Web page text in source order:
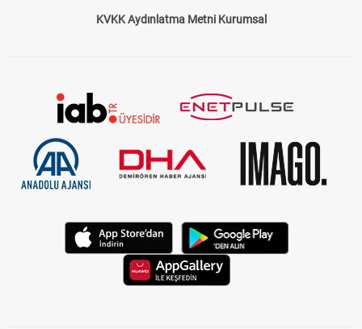
KVKK Aydınlatma Metni Kurumsal